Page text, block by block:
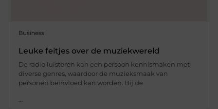
Business
Leuke feitjes over de muziekwereld
De radio luisteren kan een persoon kennismaken met
diverse genres, waardoor de muzieksmaak van
personen beïnvloed kan worden. Bij de